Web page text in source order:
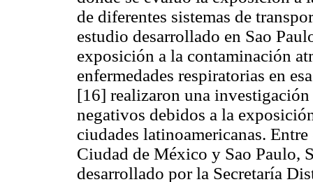
de diferentes sistemas de
estudio desarrollado en Sao
exposición a la contaminación
enfermedades respiratorias en
[16] realizaron una
negativos debidos a la
ciudades latinoamericanas. Entre
Ciudad de México y Sao Paulo,
desarrollado por la Secretaría